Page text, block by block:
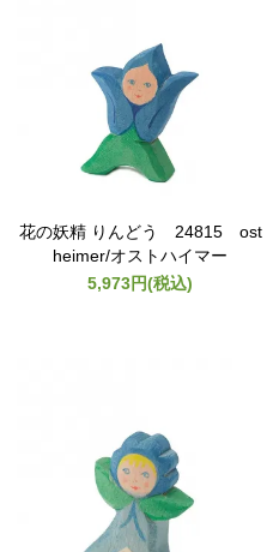
花の妖精 りんどう 24815 ost
heimer/オストハイマー
5,973円(税込)